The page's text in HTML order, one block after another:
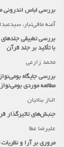
بررسی لباس اندرونی
آمنه مافی‌تبار،
بررسی تطبیقی جلدهای
با تأکید بر جلد قرآن
محمد زارعی
بررسی جایگاه
مطالعه موردی
الناز بنائیان
جنبش‌های تاثیرگذار
علیرضا عطا
مروری بر آرا و